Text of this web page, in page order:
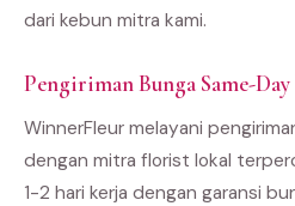
dari kebun mitra kami.
Pengiriman Bunga Same-
WinnerFleur melayani
dengan mitra florist lokal
1-2 hari kerja dengan garansi